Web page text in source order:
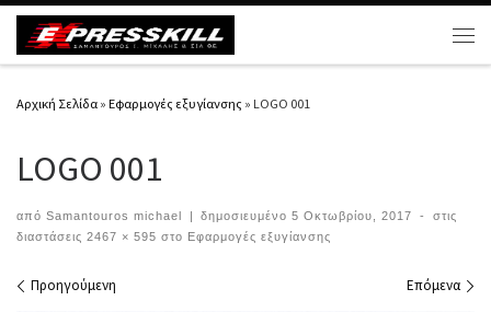
Μετάβαση στο περιεχόμενο
Αρχική Σελίδα » Εφαρμογές εξυγίανσης » LOGO 001
LOGO 001
από Samantouros michael | δημοσιευμένο5 Οκτωβρίου, 2017 -
στις
διαστάσεις 2467 × 595 στο Εφαρμογές εξυγίανσης
Περιήγηση εικόνων
Προηγούμενη Επόμενα